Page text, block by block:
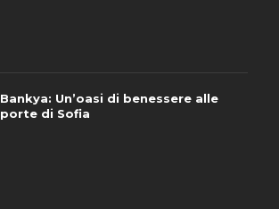
Bankya: Un’oasi di benessere alle
porte di Sofia